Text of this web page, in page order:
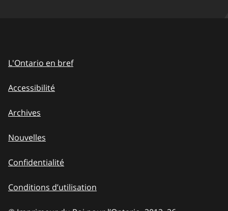
L'Ontario en bref
Accessibilité
Archives
Nouvelles
Confidentialité
Conditions d’utilisation